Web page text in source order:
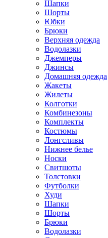
Шапки
Шорты
Юбки
Брюки
Верхняя одежда
Водолазки
Джемперы
Джинсы
Домашняя одежда
Жакеты
Жилеты
Колготки
Комбинезоны
Комплекты
Костюмы
Лонгсливы
Нижнее белье
Носки
Свитшоты
Толстовки
Футболки
Худи
Шапки
Шорты
Брюки
Водолазки